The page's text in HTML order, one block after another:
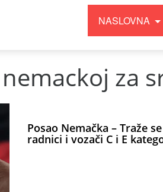
NASLOVNA
za
Posao Nemačka – Traže
radnici i vozači C i E